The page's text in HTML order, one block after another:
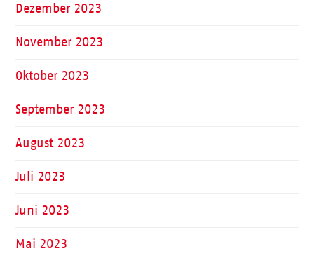
Dezember 2023
November 2023
Oktober 2023
September 2023
August 2023
Juli 2023
Juni 2023
Mai 2023